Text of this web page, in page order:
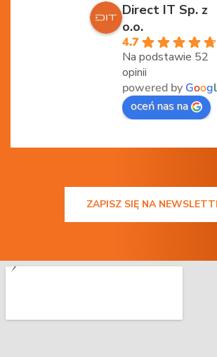
Direct IT Sp. z
o.o.
4.7
Na podstawie 52
opinii
powered by Googl
oceń nas na
ZAPISZ SIĘ NA